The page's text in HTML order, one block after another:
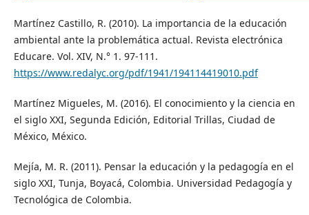
Martínez Castillo, R. (2010). La importancia de la educación
ambiental ante la problemática actual. Revista electrónica
Educare. Vol. XIV, N.° 1. 97-111.
https://www.redalyc.org/pdf/1941/194114419010.pdf
Martínez Migueles, M. (2016). El conocimiento y la ciencia en
el siglo XXI, Segunda Edición, Editorial Trillas, Ciudad de
México, México.
Mejía, M. R. (2011). Pensar la educación y la pedagogía en el
siglo XXI, Tunja, Boyacá, Colombia. Universidad Pedagogía y
Tecnológica de Colombia.